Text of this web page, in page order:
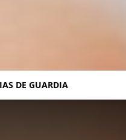
DE GUARDIA